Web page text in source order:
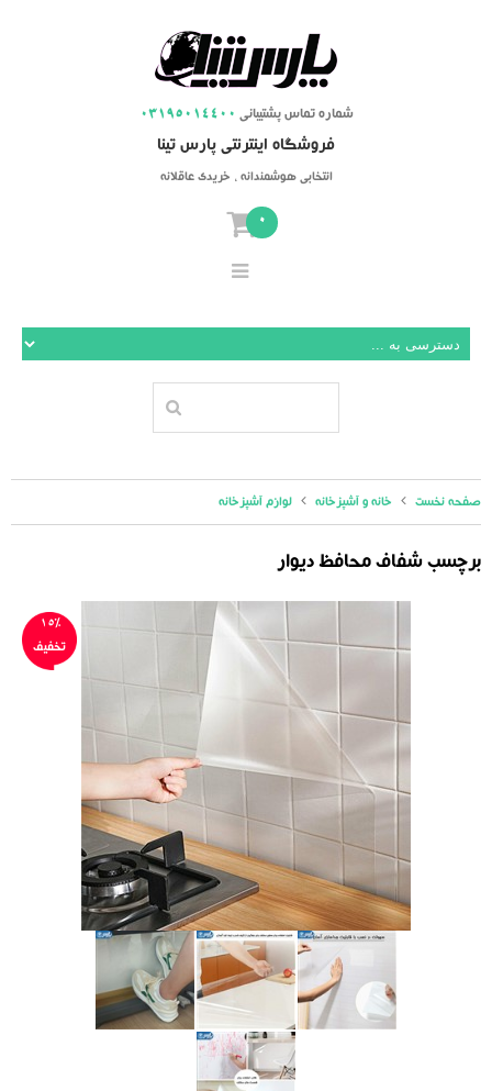
03195014400 شماره تماس پشتیبانی
فروشگاه اینترنتی پارس تینا
انتخابی هوشمندانه ، خریدی عاقلانه
0
صفحه نخست خانه و آشپزخانه لوازم آشپزخانه
برچسب شفاف محافظ دیوار
15%
تخفیف